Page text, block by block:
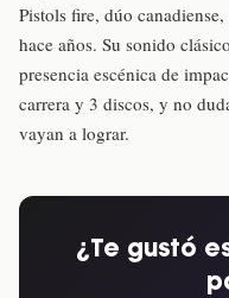
Pistols fire, dúo
hace años. Su sonido
presencia escénica de
carrera y 3 discos, y no
vayan a lograr.
¿Te gustó